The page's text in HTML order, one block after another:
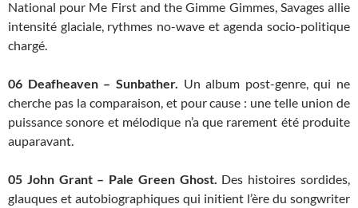
National pour Me First and the Gimme Gimmes, Savages allie
intensité glaciale, rythmes no-wave et agenda socio-politique
chargé.
06 Deafheaven – Sunbather. Un album post-genre, qui ne
cherche pas la comparaison, et pour cause : une telle union de
puissance sonore et mélodique n’a que rarement été produite
auparavant.
05 John Grant – Pale Green Ghost. Des histoires sordides,
glauques et autobiographiques qui initient l’ère du songwriter